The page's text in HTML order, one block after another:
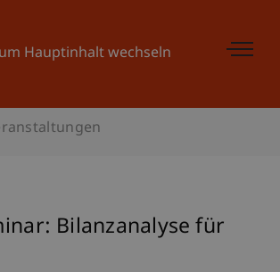
Hauptinhalt wechseln
Bilanzanalyse für